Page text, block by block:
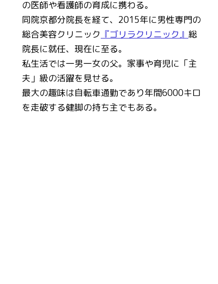
の医師や看護師の育成に携わる。
同院京都分院長を経て、2015年に男性専門の
総合美容クリニック 『ゴリラクリニック』 総
院長に就任、現在に至る。
私生活では一男一女の父。家事や育児に「主
夫」級の活躍を見せる。
最大の趣味は自転車通勤であり年間6000キロ
を走破する健脚の持ち主でもある。